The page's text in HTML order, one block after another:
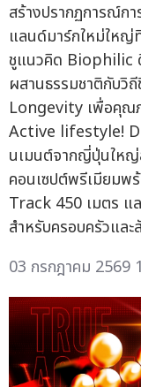
สร้างปรากฏการณ์
แลนด์มาร์กใหม่ใหญ่
ชูแนวคิด Biophilic
ผสานธรรมชาติกับวิ
Longevity เพื่อคุณ
Active lifestyle!
นเมนต์จากญี่ปุ่นให
คอนเซปต์พรีเมียม
Track 450 เมตร
สำหรับครอบครัวแล
03 กรกฎาคม 2569